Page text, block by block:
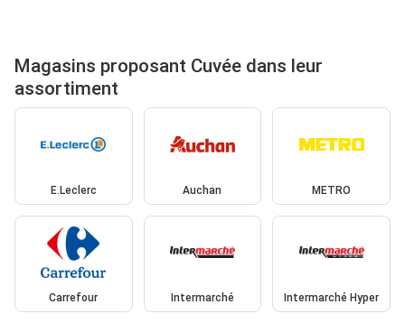
Magasins proposant Cuvée dans leur
assortiment
E.Leclerc Auchan METRO
Carrefour Intermarché Intermarché Hyper